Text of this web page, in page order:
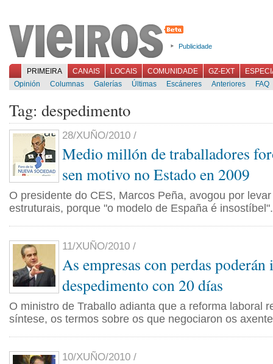
Publicidade
PRIMEIRA CANAIS LOCAIS COMUNIDADE GZ-EXT
Opinión
Columnas Galerías Últimas Escáneres Anteriores FAQ
Tag: despedimento
28/XUÑO/2010 /
Medio millón de traballadores
sen motivo no Estado en 2009
O presidente do CES, Marcos Peña, avogou por
estruturais, porque "o modelo de España é insostíbel".
11/XUÑO/2010 /
As empresas con perdas
despedimento con 20 días
O ministro de Traballo adianta que a reforma laboral
síntese, os termos sobre os que negociaron os
10/XUÑO/2010 /